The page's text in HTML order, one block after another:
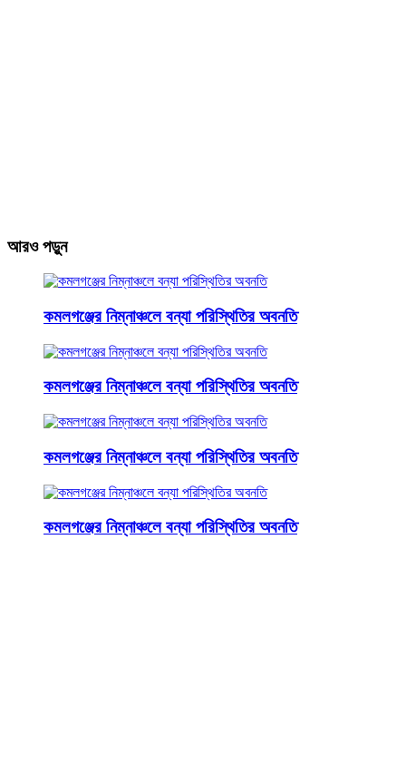
আরও পড়ুন
কমলগঞ্জের নিম্নাঞ্চলে বন্যা পরিস্থিতির অবনতি
কমলগঞ্জের নিম্নাঞ্চলে বন্যা পরিস্থিতির অবনতি
কমলগঞ্জের নিম্নাঞ্চলে বন্যা পরিস্থিতির অবনতি
কমলগঞ্জের নিম্নাঞ্চলে বন্যা পরিস্থিতির অবনতি